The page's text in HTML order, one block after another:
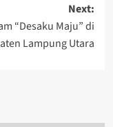
Next:
“Desaku Maju” di
Lampung Utara